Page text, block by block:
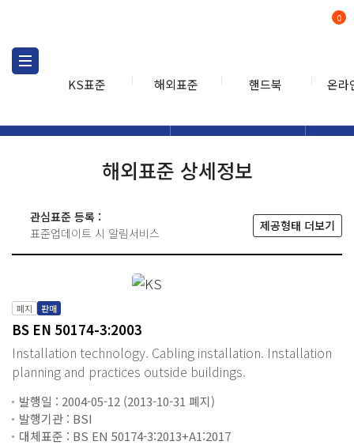
KS표준 해외표준 핸드북 온라
0
해외표준 상세정보
관심표준 등록 :
표준업데이트 시 알림서비스
제공형태 더보기
폐지 판매
BS EN 50174-3:2003
Installation technology. Cabling installation. Installation
planning and practices outside buildings.
발행일 : 2004-05-12 (2013-10-31 폐지)
발행기관 : BSI
대체표준 : BS EN 50174-3:2013+A1:2017